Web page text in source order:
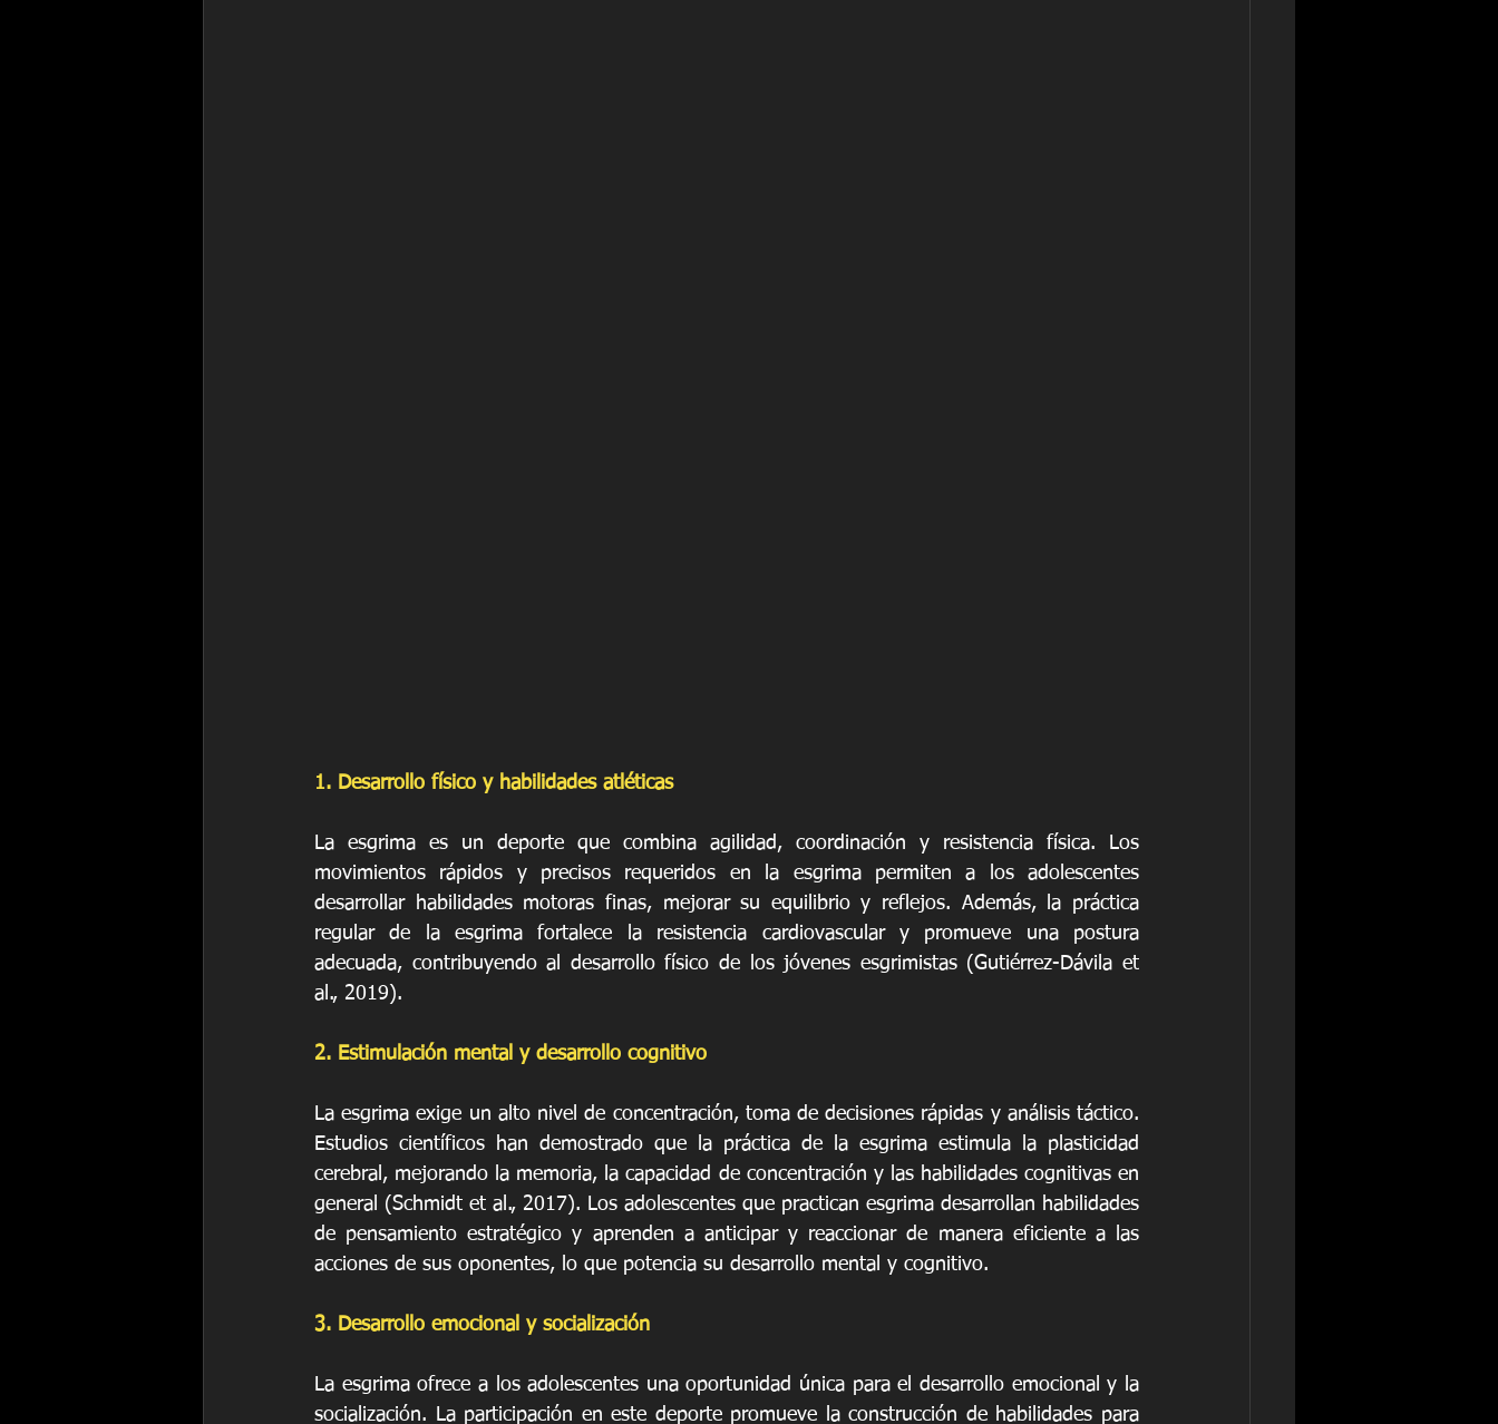
1. Desarrollo físico y habilidades atléticas
La esgrima es un deporte que combina agilidad, coordinación y resistencia física. Los
movimientos rápidos y precisos requeridos en la esgrima permiten a los adolescentes
desarrollar habilidades motoras finas, mejorar su equilibrio y reflejos. Además, la práctica
regular de la esgrima fortalece la resistencia cardiovascular y promueve una postura
adecuada, contribuyendo al desarrollo físico de los jóvenes esgrimistas (Gutiérrez-Dávila et
al., 2019).
2. Estimulación mental y desarrollo cognitivo
La esgrima exige un alto nivel de concentración, toma de decisiones rápidas y análisis táctico.
Estudios científicos han demostrado que la práctica de la esgrima estimula la plasticidad
cerebral, mejorando la memoria, la capacidad de concentración y las habilidades cognitivas en
general (Schmidt et al., 2017). Los adolescentes que practican esgrima desarrollan habilidades
de pensamiento estratégico y aprenden a anticipar y reaccionar de manera eficiente a las
acciones de sus oponentes, lo que potencia su desarrollo mental y cognitivo.
3. Desarrollo emocional y socialización
La esgrima ofrece a los adolescentes una oportunidad única para el desarrollo emocional y la
socialización. La participación en este deporte promueve la construcción de habilidades para